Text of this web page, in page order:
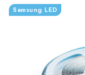
ELEKTROMATERIÁL
SAMSUNG SVIETIDLÁ
Samsung LED